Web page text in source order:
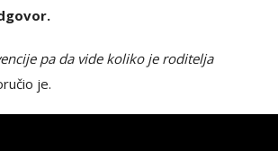
pa da vide koliko je roditelja
je.